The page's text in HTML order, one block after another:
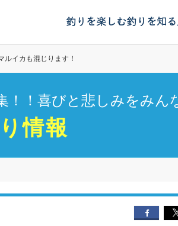
釣りを楽しむ釣りを知る
イカも混じります！
！喜びと悲しみをみん
情報